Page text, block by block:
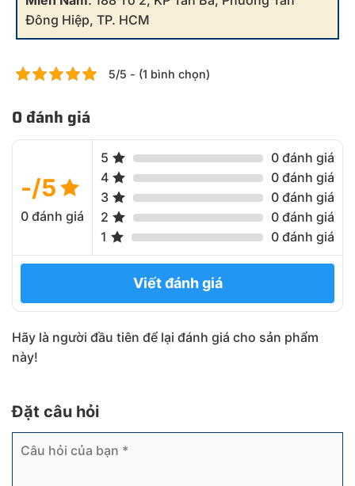
Đông Hiệp, TP. HCM
5/5 - (1 bình chọn)
0 đánh giá
-/5
0 đánh giá
5
0 đánh giá
4
0 đánh giá
3
0 đánh giá
2
0 đánh giá
1
0 đánh giá
Viết đánh giá
Hãy là người đầu tiên để lại đánh giá cho sản phẩm
này!
Đặt câu hỏi